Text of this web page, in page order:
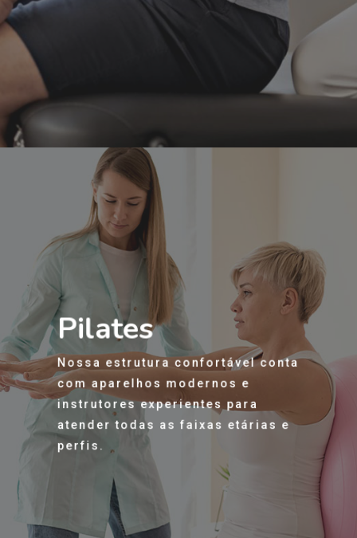
Pilates
Nossa estrutura confortável conta
com aparelhos modernos e
instrutores experientes para
atender todas as faixas etárias e
perfis.